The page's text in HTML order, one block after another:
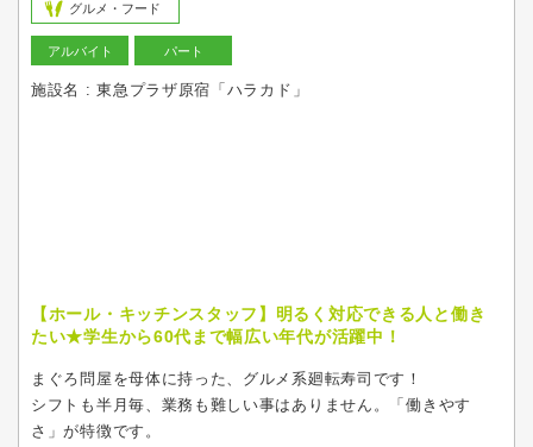
グルメ・フード
アルバイト パート
施設名 : 東急プラザ原宿「ハラカド」
【ホール・キッチンスタッフ】明るく対応できる人と働き
たい★学生から60代まで幅広い年代が活躍中！
まぐろ問屋を母体に持った、グルメ系廻転寿司です！
シフトも半月毎、業務も難しい事はありません。「働きやす
さ」が特徴です。